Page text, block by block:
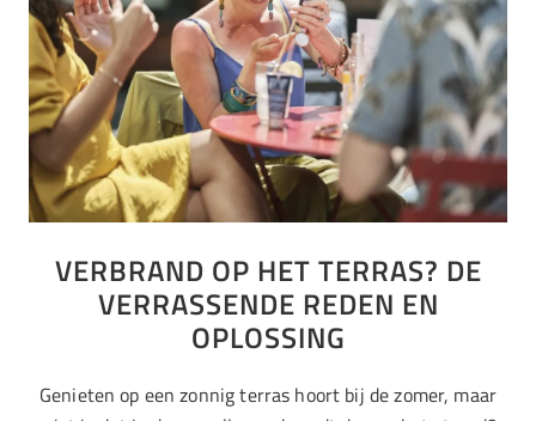
VERBRAND OP HET TERRAS? DE
VERRASSENDE REDEN EN
OPLOSSING
Genieten op een zonnig terras hoort bij de zomer, maar